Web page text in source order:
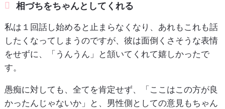
相づちをちゃんとしてくれる
私は１回話し始めると止まらなくなり、あれもこれも話
したくなってしまうのですが、彼は面倒くさそうな表情
をせずに、「うんうん」と頷いてくれて嬉しかったで
す。
愚痴に対しても、全てを肯定せず、「ここはこの方が良
かったんじゃないか」と、男性側としての意見もちゃん